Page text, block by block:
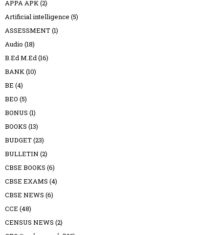
APPA APK(2)
Artificial intelligence (5)
ASSESSMENT(1)
Audio (18)
B.Ed M.Ed(16)
BANK(10)
BE (4)
BEO (5)
BONUS (1)
BOOKS (13)
BUDGET(23)
BULLETIN (2)
CBSE BOOKS (6)
CBSE EXAMS (4)
CBSE NEWS (6)
CCE (48)
CENSUS NEWS (2)